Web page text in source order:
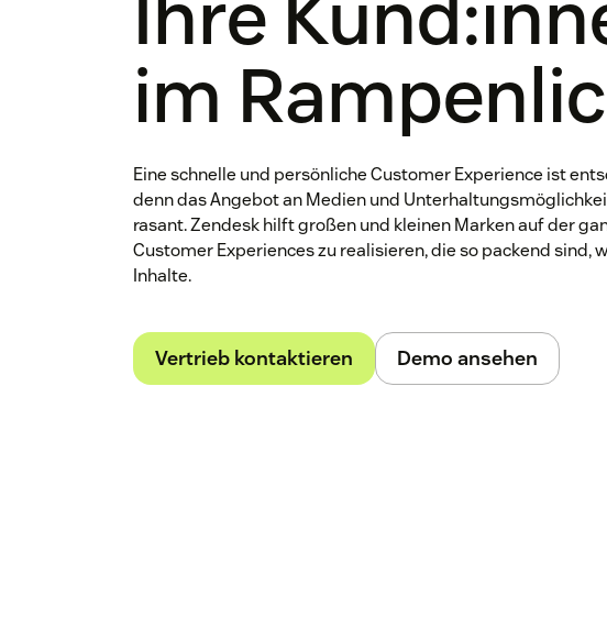
im
Eine schnelle und persönliche Customer Experience ist
denn das Angebot an Medien und
rasant. Zendesk hilft großen und kleinen Marken auf der
Customer Experiences zu realisieren, die so packend sind,
Inhalte.
Vertrieb kontaktieren Demo ansehen